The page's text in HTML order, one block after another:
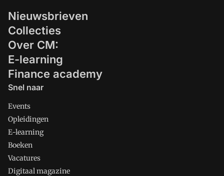
Nieuwsbrieven
Collecties
Over CM:
E-learning
Finance academy
Snel naar
Events
Opleidingen
E-learning
Boeken
Vacatures
Digitaal magazine